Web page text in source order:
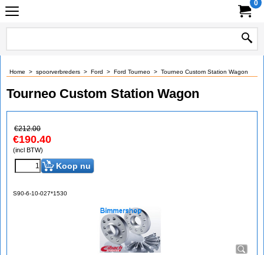
0
Home > spoorverbreders > Ford > Ford Tourneo > Tourneo Custom Station Wagon
Tourneo Custom Station Wagon
€212.00
€190.40
(incl BTW)
Koop nu
S90-6-10-027*1530